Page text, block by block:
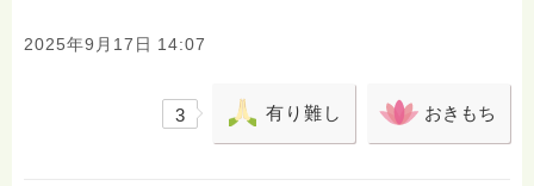
2025年9月17日 14:07
3 有り難し おきもち